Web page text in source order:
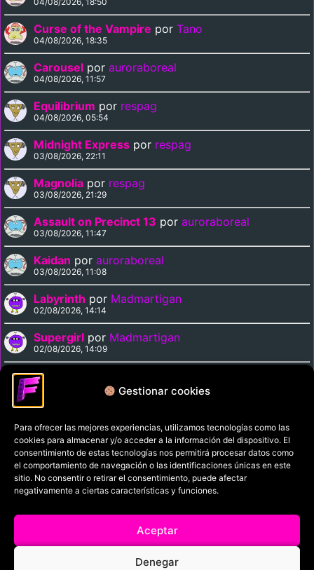
Gestionar cookies
Para ofrecer las mejores experiencias, utilizamos tecnologías como las
cookies para almacenar y/o acceder a la información del dispositivo. El
consentimiento de estas tecnologías nos permitirá procesar datos como
el comportamiento de navegación o las identificaciones únicas en este
sitio. No consentir o retirar el consentimiento, puede afectar
negativamente a ciertas características y funciones.
Aceptar
Denegar
Curse of the Vampire por Tano
04/08/2026, 18:35
Carousel por auroraboreal
04/08/2026, 11:57
Equilibrium por respag
04/08/2026, 05:54
Midnight Express por respag
03/08/2026, 22:11
Magnolia por respag
03/08/2026, 21:29
Assault on Precinct 13 por auroraboreal
03/08/2026, 11:47
Kaidan por auroraboreal
03/08/2026, 11:08
Labyrinth por Madmartigan
02/08/2026, 14:14
Supergirl por Madmartigan
02/08/2026, 14:09
Cinema Paradiso
02/08/2026, 13:37
Política de privacidad
Términos y condiciones
Política de cookies
Aviso Legal
Filmaniak (2026)